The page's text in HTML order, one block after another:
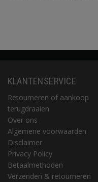
KLANTENSERVICE
Retourneren of aankoop
terugdraaien
Over ons
Algemene voorwaarden
Disclaimer
Privacy Policy
Betaalmethoden
Verzenden & retourneren